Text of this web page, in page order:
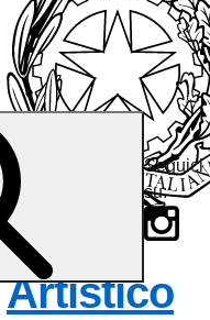
Liceo
Artistico
Seguici
su: